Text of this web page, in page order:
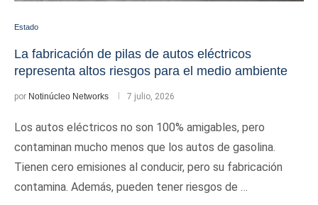
Estado
La fabricación de pilas de autos eléctricos
representa altos riesgos para el medio ambiente
por Notinúcleo Networks 7 julio, 2026
Los autos eléctricos no son 100% amigables, pero
contaminan mucho menos que los autos de gasolina.
Tienen cero emisiones al conducir, pero su fabricación
contamina. Además, pueden tener riesgos de …